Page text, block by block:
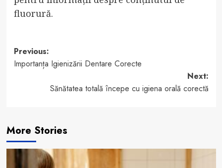
fluorură.
Post
navigation
Previous:
Importanța Igienizării Dentare Corecte
Next:
Sănătatea totală începe cu igiena orală corectă
More Stories